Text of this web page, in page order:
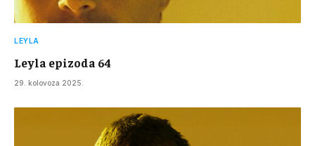
LEYLA
Leyla epizoda 64
29. kolovoza 2025.